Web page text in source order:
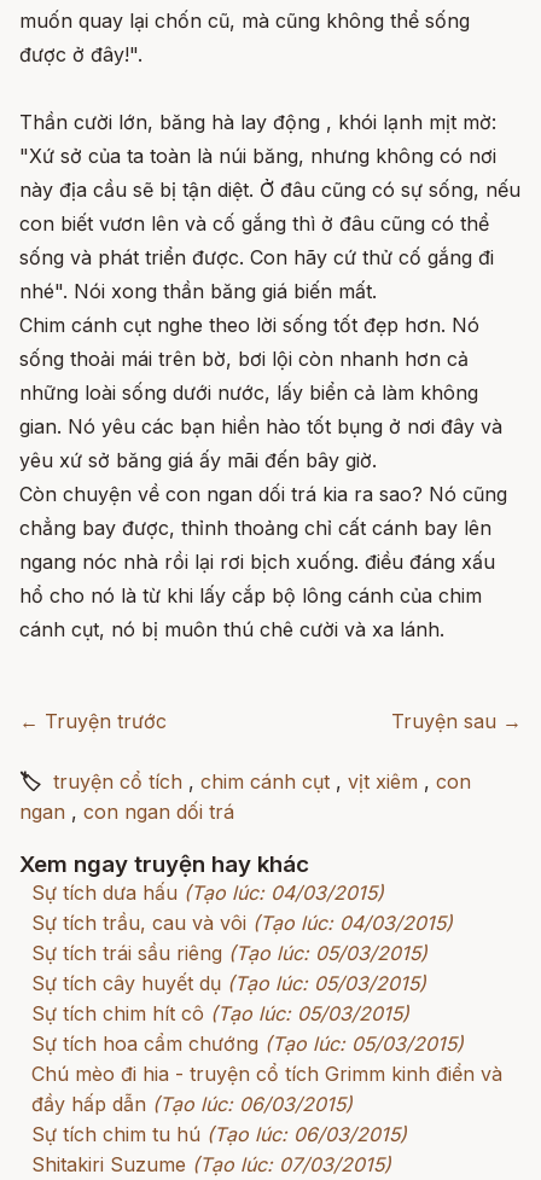
muốn quay lại chốn cũ, mà cũng không thể sống
được ở đây!".
Thần cười lớn, băng hà lay động , khói lạnh mịt mờ:
"Xứ sở của ta toàn là núi băng, nhưng không có nơi
này địa cầu sẽ bị tận diệt. Ở đâu cũng có sự sống, nếu
con biết vươn lên và cố gắng thì ở đâu cũng có thể
sống và phát triển được. Con hãy cứ thử cố gắng đi
nhé". Nói xong thần băng giá biến mất.
Chim cánh cụt nghe theo lời sống tốt đẹp hơn. Nó
sống thoải mái trên bờ, bơi lội còn nhanh hơn cả
những loài sống dưới nước, lấy biển cả làm không
gian. Nó yêu các bạn hiền hào tốt bụng ở nơi đây và
yêu xứ sở băng giá ấy mãi đến bây giờ.
Còn chuyện về con ngan dối trá kia ra sao? Nó cũng
chẳng bay được, thỉnh thoảng chỉ cất cánh bay lên
ngang nóc nhà rồi lại rơi bịch xuống. điều đáng xấu
hổ cho nó là từ khi lấy cắp bộ lông cánh của chim
cánh cụt, nó bị muôn thú chê cười và xa lánh.
← Truyện trước Truyện sau →
🏷 truyện cổ tích , chim cánh cụt , vịt xiêm , con
ngan , con ngan dối trá
Xem ngay truyện hay khác
Sự tích dưa hấu (Tạo lúc: 04/03/2015)
Sự tích trầu, cau và vôi (Tạo lúc: 04/03/2015)
Sự tích trái sầu riêng (Tạo lúc: 05/03/2015)
Sự tích cây huyết dụ (Tạo lúc: 05/03/2015)
Sự tích chim hít cô (Tạo lúc: 05/03/2015)
Sự tích hoa cẩm chướng (Tạo lúc: 05/03/2015)
Chú mèo đi hia - truyện cổ tích Grimm kinh điển và
đầy hấp dẫn (Tạo lúc: 06/03/2015)
Sự tích chim tu hú (Tạo lúc: 06/03/2015)
Shitakiri Suzume (Tạo lúc: 07/03/2015)